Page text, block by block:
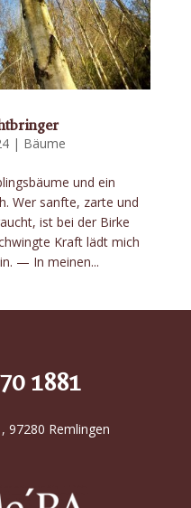
| Bäume
und ein
Wer sanfte, zarte und
ist bei der Birke
Kraft lädt mich
— In meinen...
1881
97280 Remlingen